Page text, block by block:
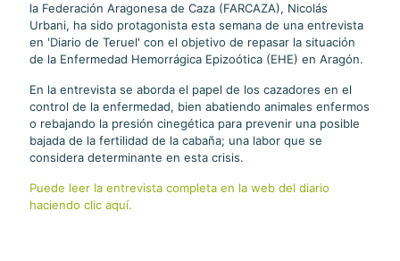
la Federación Aragonesa de Caza (FARCAZA), Nicolás
Urbani, ha sido protagonista esta semana de una entrevista
en 'Diario de Teruel' con el objetivo de repasar la situación
de la Enfermedad Hemorrágica Epizoótica (EHE) en Aragón.
En la entrevista se aborda el papel de los cazadores en el
control de la enfermedad, bien abatiendo animales enfermos
o rebajando la presión cinegética para prevenir una posible
bajada de la fertilidad de la cabaña; una labor que se
considera determinante en esta crisis.
Puede leer la entrevista completa en la web del diario
haciendo clic aquí.